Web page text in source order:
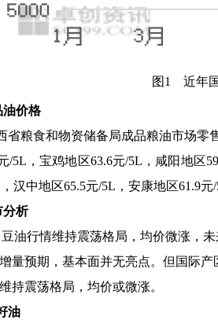
图1 近年国
油价格
省粮食和物资储备局成品粮油市场零
/5L，宝鸡地区63.6元/5L，咸阳地区
汉中地区65.5元/5L，安康地区61.9
分析
油行情维持震荡格局，均价微涨，
量预期，基本面并无亮点。但国际
持震荡格局，均价或微涨。
油